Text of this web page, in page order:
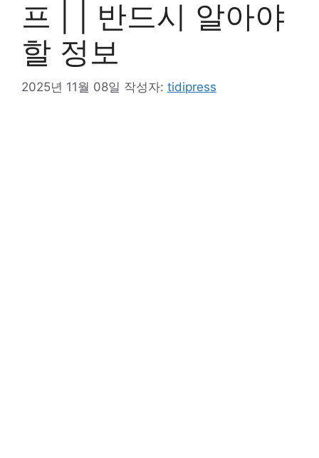
프 | | 반드시 알아야
할 정보
2025년 11월 08일 작성자: tidipress